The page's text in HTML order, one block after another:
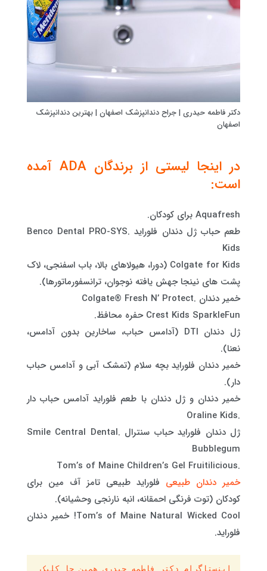
دکتر فاطمه حیدری | جراح دندانپزشک اصفهان | بهترین دندانپزشک
اصفهان
در اینجا لیستی از برندگان ADA آمده
است:
Aquafresh برای کودکان.
طعم حباب ژل دندان فلوراید .Benco Dental PRO-SYS
Kids
Colgate for Kids (دورا، هیولاهای بالا، باب اسفنجی، لاک
پشت های نینجا جهش یافته نوجوان، ترانسفورماتورها).
خمیر دندان .Colgate® Fresh N’ Protect
Crest Kids SparkleFun حفره محافظ.
ژل دندان DTI (آدامس حباب، ساخارین بدون آدامس،
نعنا).
خمیر دندان فلوراید بچه سلام (تمشک آبی و آدامس حباب
دار).
خمیر دندان و ژل دندان با طعم فلوراید آدامس حباب دار
.Oraline Kids
ژل دندان فلوراید حباب سنترال .Smile Central Dental
Bubblegum
.Tom’s of Maine Children’s Gel Fruitilicious
خمیر دندان طبیعی فلوراید طبیعی تامز آف مین برای
کودکان (توت فرنگی احمقانه، انبه نارنجی وحشیانه).
Tom’s of Maine Natural Wicked Cool! خمیر دندان
فلوراید.
اینستاگرام دکتر فاطمه حیدری همین جا کلیک